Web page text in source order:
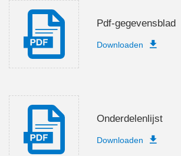
Pdf-gegevensblad
Downloaden
Onderdelenlijst
Downloaden